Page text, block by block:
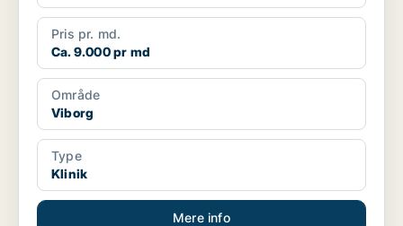
Pris pr. md.
Ca. 9.000 pr md
Område
Viborg
Type
Klinik
Mere info